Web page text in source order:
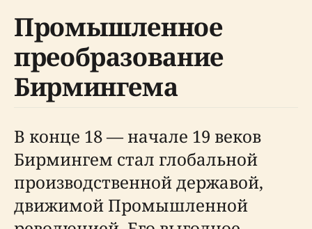
Промышленное
преобразование
Бирмингема
В конце 18 — начале 19 веков
Бирмингем стал глобальной
производственной державой,
движимой Промышленной